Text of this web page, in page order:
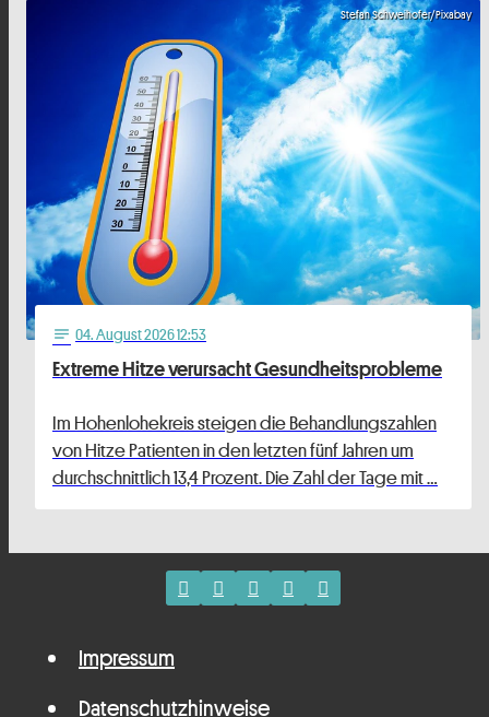
Stefan Schweihofer/Pixabay
notes 04. August 2026 12:53
Extreme Hitze verursacht Gesundheitsprobleme
Im Hohenlohekreis steigen die Behandlungszahlen
von Hitze Patienten in den letzten fünf Jahren um
durchschnittlich 13,4 Prozent. Die Zahl der Tage mit …
Impressum
Datenschutzhinweise